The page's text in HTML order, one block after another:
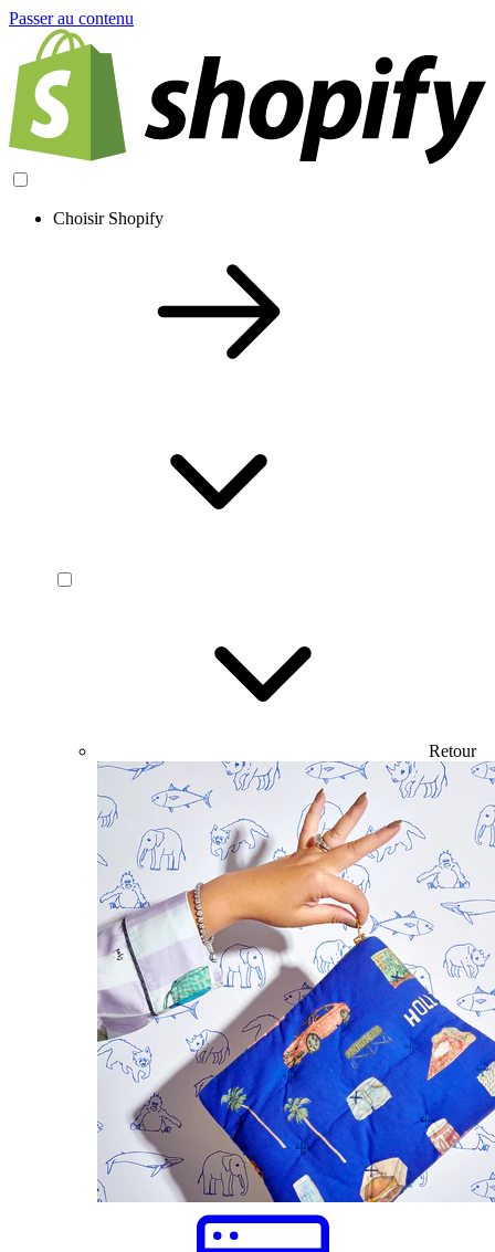
Passer au contenu
Choisir Shopify
Retour